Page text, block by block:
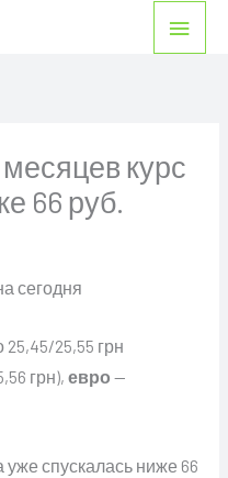
курс
66 руб.
25,55 грн
грн), евро —
спускалась ниже 66